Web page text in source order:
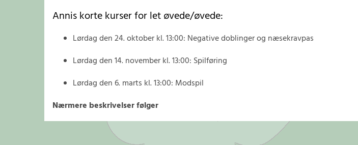
Annis korte kurser for let øvede/øvede:
Lørdag den 24. oktober kl. 13:00: Negative doblinger og næsekravpas
Lørdag den 14. november kl. 13:00: Spilføring
Lørdag den 6. marts kl. 13:00: Modspil
Nærmere beskrivelser følger